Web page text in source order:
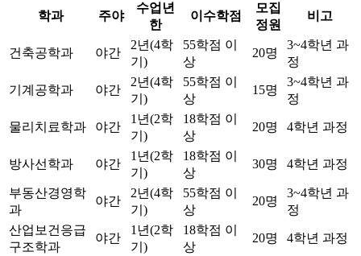
학과
주야
수업년
한
이수학점
모집
정원
비고
건축공학과 야간
2년(4학
기)
55학점 이
상
20명
3~4학년 과
정
기계공학과 야간
2년(4학
기)
55학점 이
상
15명
3~4학년 과
정
물리치료학과 야간
1년(2학
기)
18학점 이
상
20명 4학년 과정
방사선학과 야간
1년(2학
기)
18학점 이
상
30명 4학년 과정
부동산경영학
과
야간
2년(4학
기)
55학점 이
상
20명
3~4학년 과
정
산업보건응급
구조학과
야간
1년(2학
기)
18학점 이
상
20명 4학년 과정